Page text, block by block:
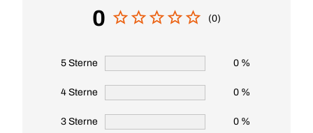
0 (0)
5 Sterne 0 %
4 Sterne 0 %
3 Sterne 0 %